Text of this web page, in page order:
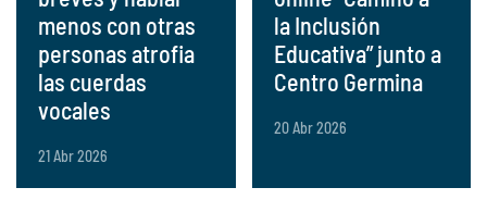
menos con otras
personas atrofia
las cuerdas
vocales
21 Abr 2026
la Inclusión
Educativa” junto a
Centro Germina
20 Abr 2026